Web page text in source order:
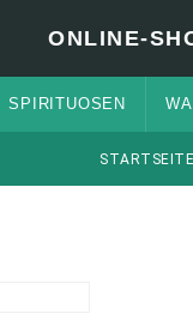
ONLINE-
SPIRITUOSEN
STARTSEITE